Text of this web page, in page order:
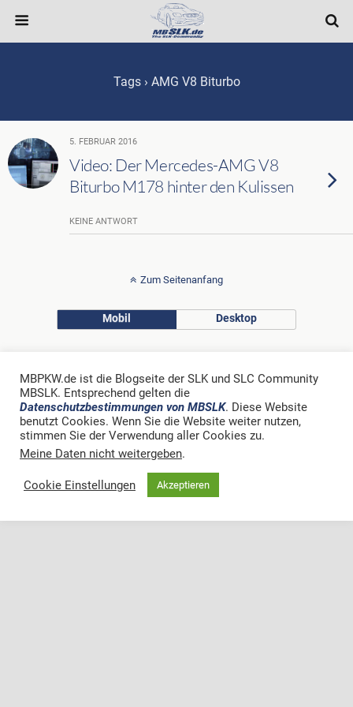
Tags › AMG V8 Biturbo
5. FEBRUAR 2016
Video: Der Mercedes-AMG V8
Biturbo M178 hinter den Kulissen
KEINE ANTWORT
Zum Seitenanfang
Mobil Desktop
MBPKW.de ist die Blogseite der SLK und SLC Community
MBSLK. Entsprechend gelten die
Datenschutzbestimmungen von MBSLK. Diese Website
benutzt Cookies. Wenn Sie die Website weiter nutzen,
stimmen Sie der Verwendung aller Cookies zu.
Meine Daten nicht weitergeben.
Cookie Einstellungen Akzeptieren